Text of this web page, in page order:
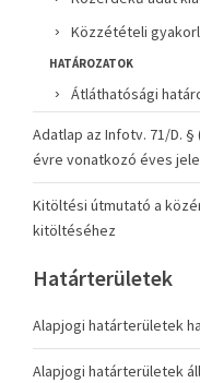
Közzétételi
HATÁROZATOK
Átláthatósági
Adatlap az Infotv. 71/D.
évre vonatkozó éves
Kitöltési útmutató a
kitöltéséhez
Határterületek
Alapjogi határterületek
Alapjogi határterületek